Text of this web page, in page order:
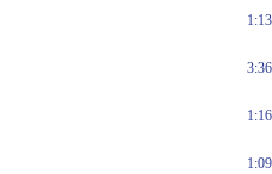
1:13
3:36
1:16
1:09